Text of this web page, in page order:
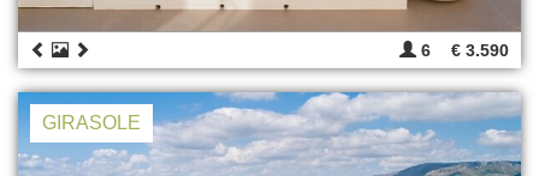
6 € 3.590
GIRASOLE